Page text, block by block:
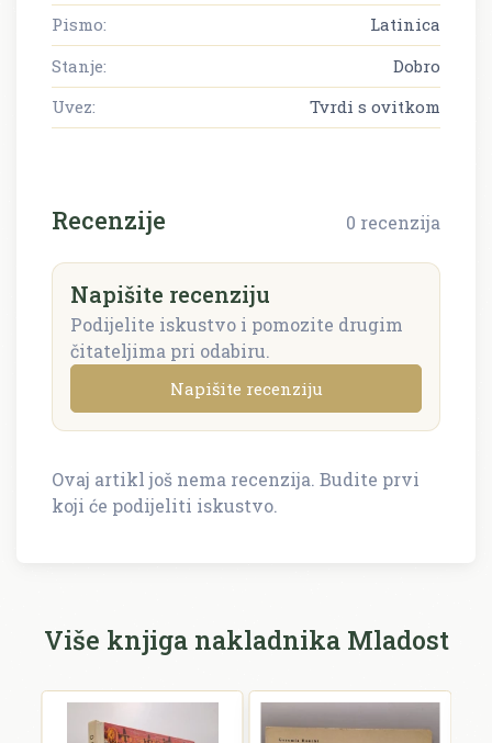
Pismo:
Latinica
Stanje:
Dobro
Uvez:
Tvrdi s ovitkom
Recenzije 0 recenzija
Napišite recenziju
Podijelite iskustvo i pomozite drugim
čitateljima pri odabiru.
Napišite recenziju
Napišite recenziju
Ovaj artikl još nema recenzija. Budite prvi
koji će podijeliti iskustvo.
Više knjiga nakladnika Mladost